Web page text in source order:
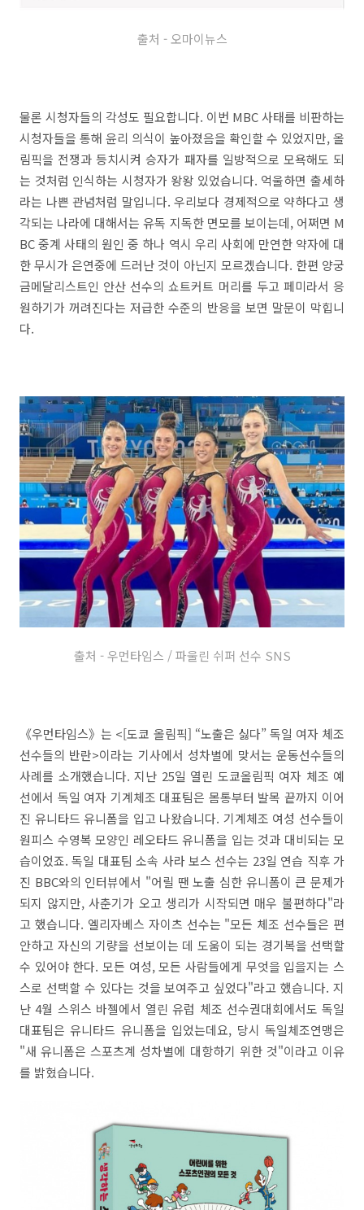
출처 - 오마이뉴스
물론 시청자들의 각성도 필요합니다. 이번 MBC 사태를 비판하는
시청자들을 통해 윤리 의식이 높아졌음을 확인할 수 있었지만, 올
림픽을 전쟁과 등치시켜 승자가 패자를 일방적으로 모욕해도 되
는 것처럼 인식하는 시청자가 왕왕 있었습니다. 억울하면 출세하
라는 나쁜 관념처럼 말입니다. 우리보다 경제적으로 약하다고 생
각되는 나라에 대해서는 유독 지독한 면모를 보이는데, 어쩌면 M
BC 중계 사태의 원인 중 하나 역시 우리 사회에 만연한 약자에 대
한 무시가 은연중에 드러난 것이 아닌지 모르겠습니다. 한편 양궁
금메달리스트인 안산 선수의 쇼트커트 머리를 두고 페미라서 응
원하기가 꺼려진다는 저급한 수준의 반응을 보면 말문이 막힙니
다.
출처 - 우먼타임스 / 파울린 쉬퍼 선수 SNS
《우먼타임스》는 <[도쿄 올림픽] “노출은 싫다” 독일 여자 체조
선수들의 반란>이라는 기사에서 성차별에 맞서는 운동선수들의
사례를 소개했습니다. 지난 25일 열린 도쿄올림픽 여자 체조 예
선에서 독일 여자 기계체조 대표팀은 몸통부터 발목 끝까지 이어
진 유니타드 유니폼을 입고 나왔습니다. 기계체조 여성 선수들이
원피스 수영복 모양인 레오타드 유니폼을 입는 것과 대비되는 모
습이었죠. 독일 대표팀 소속 사라 보스 선수는 23일 연습 직후 가
진 BBC와의 인터뷰에서 "어릴 땐 노출 심한 유니폼이 큰 문제가
되지 않지만, 사춘기가 오고 생리가 시작되면 매우 불편하다"라
고 했습니다. 엘리자베스 자이츠 선수는 "모든 체조 선수들은 편
안하고 자신의 기량을 선보이는 데 도움이 되는 경기복을 선택할
수 있어야 한다. 모든 여성, 모든 사람들에게 무엇을 입을지는 스
스로 선택할 수 있다는 것을 보여주고 싶었다"라고 했습니다. 지
난 4월 스위스 바젤에서 열린 유럽 체조 선수권대회에서도 독일
대표팀은 유니타드 유니폼을 입었는데요, 당시 독일체조연맹은
"새 유니폼은 스포츠계 성차별에 대항하기 위한 것"이라고 이유
를 밝혔습니다.